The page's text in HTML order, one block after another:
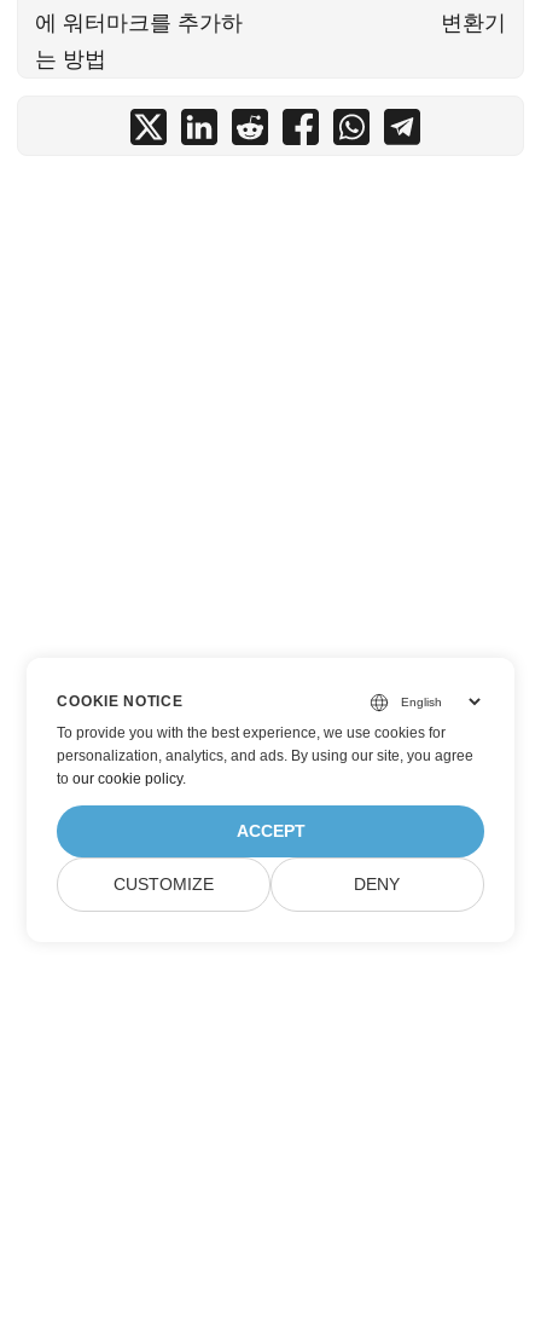
에 워터마크를 추가하
는 방법
변환기
COOKIE NOTICE
To provide you with the best experience, we use cookies for
personalization, analytics, and ads. By using our site, you agree
toour cookie policy.
ACCEPT
CUSTOMIZE DENY